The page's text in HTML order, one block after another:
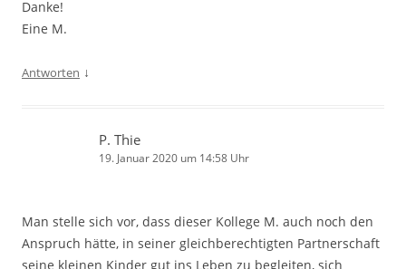
Danke!
Eine M.
Antworten ↓
P. Thie
19. Januar 2020 um 14:58 Uhr
Man stelle sich vor, dass dieser Kollege M. auch noch den
Anspruch hätte, in seiner gleichberechtigten Partnerschaft
seine kleinen Kinder gut ins Leben zu begleiten, sich